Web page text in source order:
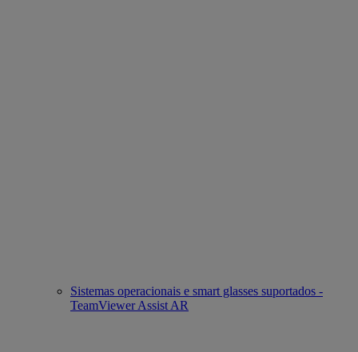
Sistemas operacionais e smart glasses suportados -
TeamViewer Assist AR